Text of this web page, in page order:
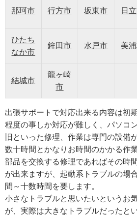
那珂市 行方市 坂東市 日
ひたち
なか市
鉾田市 水戸市 美
結城市
龍ヶ崎
市
出張サポートで対応出来る内容は初
程度の事しか対応が難しく、パソコ
旧といった修理、作業は専門の設備
数十時間とかなりお時間のかかる作
部品を交換する修理であればその時
が出来ますが、起動系トラブルの場
間～十数時間を要します。
小さなトラブルと思いたいというお
が、実際は大きなトラブルだったと